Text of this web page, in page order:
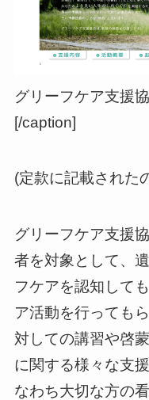
グリーフケア支援
[/caption]
(定款に記載された
グリーフケア支援
者を対象として、
フケアを認知して
ア活動を行っても
対しての講習や啓
に関する様々な支
なわち大切な方の